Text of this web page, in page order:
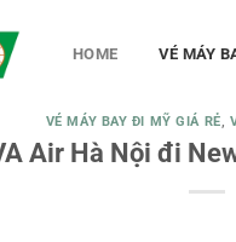
HOME VÉ MÁY
VÉ MÁY BAY ĐI MỸ GIÁ RẺ,
Air Hà Nội đi